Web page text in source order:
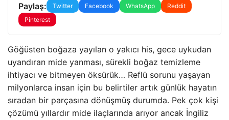
Paylaş: Twitter Facebook WhatsApp
Reddit
Pinterest
Göğüsten boğaza yayılan o yakıcı his, gece uykudan
uyandıran mide yanması, sürekli boğaz temizleme
ihtiyacı ve bitmeyen öksürük… Reflü sorunu yaşayan
milyonlarca insan için bu belirtiler artık günlük hayatın
sıradan bir parçasına dönüşmüş durumda. Pek çok kişi
çözümü yıllardır mide ilaçlarında arıyor ancak İngiliz